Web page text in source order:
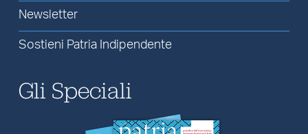
Newsletter
Sostieni Patria Indipendente
Gli Speciali